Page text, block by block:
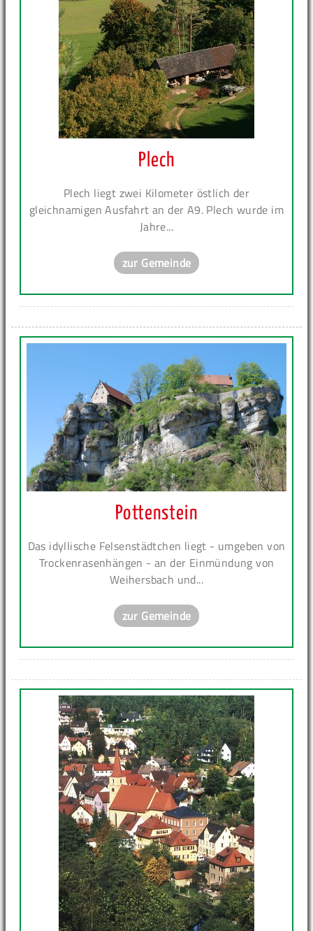
Plech
Plech liegt zwei Kilometer östlich der
gleichnamigen Ausfahrt an der A9. Plech wurde im
Jahre...
zur Gemeinde
Pottenstein
Das idyllische Felsenstädtchen liegt - umgeben von
Trockenrasenhängen - an der Einmündung von
Weihersbach und...
zur Gemeinde